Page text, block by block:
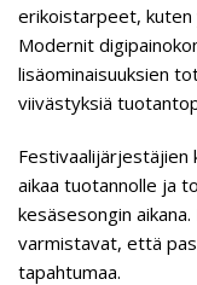
erikoistarpeet, kuten
Modernit
lisäominaisuuksien
viivästyksiä
Festivaalijärjestäjien
aikaa tuotannolle ja
kesäsesongin
varmistavat, että
tapahtumaa.